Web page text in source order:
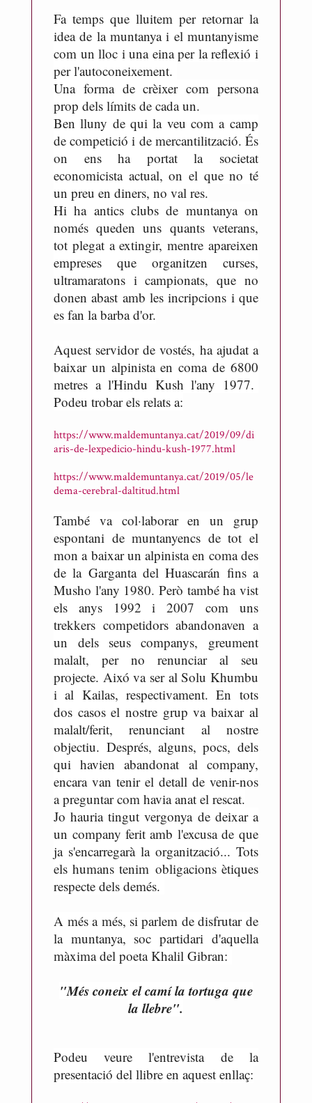
e
s
o
n
e
s
Fa temps que lluitem per retornar la
idea de la muntanya i el muntanyisme
com un lloc i una eina per la reflexió i
per l'autoconeixement.
Una forma de crèixer com persona
prop dels límits de cada un.
Ben lluny de qui la veu com a camp
de competició i de mercantilització. És
on ens ha portat la societat
economicista actual, on el que no té
un preu en diners, no val res.
Hi ha antics clubs de muntanya on
només queden uns quants veterans,
tot plegat a extingir, mentre apareixen
empreses que organitzen curses,
ultramaratons i campionats, que no
donen abast amb les incripcions i que
es fan la barba d'or.
Aquest servidor de vostés, ha ajudat a
baixar un alpinista en coma de 6800
metres a l'Hindu Kush l'any 1977.
Podeu trobar els relats a:
https://www.maldemuntanya.cat/2019/09/di
aris-de-lexpedicio-hindu-kush-1977.html
https://www.maldemuntanya.cat/2019/05/le
dema-cerebral-daltitud.html
També va col·laborar en un grup
espontani de muntanyencs de tot el
mon a baixar un alpinista en coma des
de la Garganta del Huascarán fins a
Musho l'any 1980. Però també ha vist
els anys 1992 i 2007 com uns
trekkers competidors abandonaven a
un dels seus companys, greument
malalt, per no renunciar al seu
projecte. Aixó va ser al Solu Khumbu
i al Kailas, respectivament. En tots
dos casos el nostre grup va baixar al
malalt/ferit, renunciant al nostre
objectiu. Després, alguns, pocs, dels
qui havien abandonat al company,
encara van tenir el detall de venir-nos
a preguntar com havia anat el rescat.
Jo hauria tingut vergonya de deixar a
un company ferit amb l'excusa de que
ja s'encarregarà la organització... Tots
els humans tenim obligacions ètiques
respecte dels demés.
A més a més, si parlem de disfrutar de
la muntanya, soc partidari d'aquella
màxima del poeta Khalil Gibran:
"Més coneix el camí la tortuga que
la llebre".
Podeu veure l'entrevista de la
presentació del llibre en aquest enllaç: